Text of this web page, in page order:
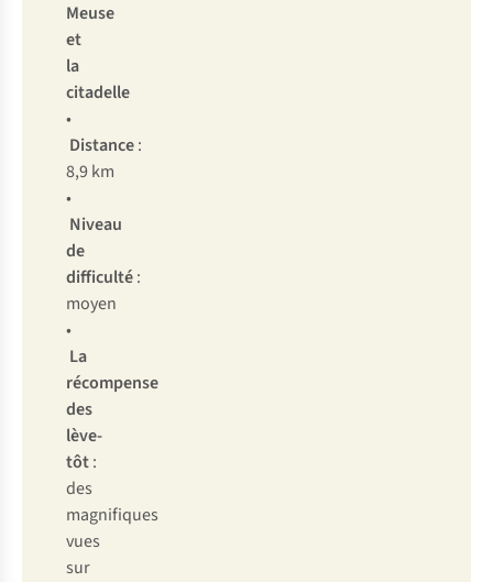
Meuse
et
la
citadelle
•
Distance:
8,9 km
•
Niveau
de
difficulté:
moyen
•
La
récompense
des
lève-
tôt:
des
magnifiques
vues
sur